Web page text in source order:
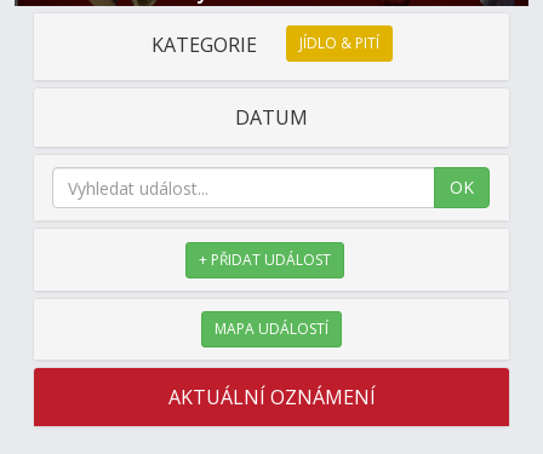
Restaurace a Hotel
KATEGORIE JÍDLO & PITÍ
DATUM
OK
+ PŘIDAT UDÁLOST
MAPA UDÁLOSTÍ
AKTUÁLNÍ OZNÁMENÍ